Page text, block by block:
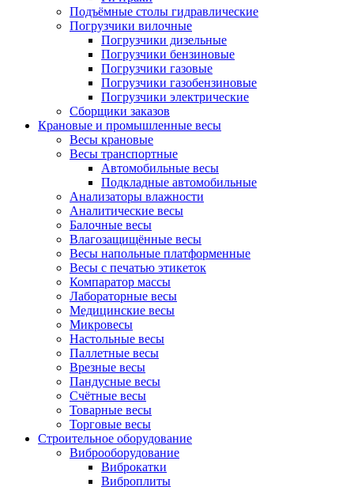
Подъёмные столы гидравлические
Погрузчики вилочные
Погрузчики дизельные
Погрузчики бензиновые
Погрузчики газовые
Погрузчики газобензиновые
Погрузчики электрические
Сборщики заказов
Крановые и промышленные весы
Весы крановые
Весы транспортные
Автомобильные весы
Подкладные автомобильные
Анализаторы влажности
Аналитические весы
Балочные весы
Влагозащищённые весы
Весы напольные платформенные
Весы с печатью этикеток
Компаратор массы
Лабораторные весы
Медицинские весы
Микровесы
Настольные весы
Паллетные весы
Врезные весы
Пандусные весы
Счётные весы
Товарные весы
Торговые весы
Строительное оборудование
Виброоборудование
Виброкатки
Виброплиты